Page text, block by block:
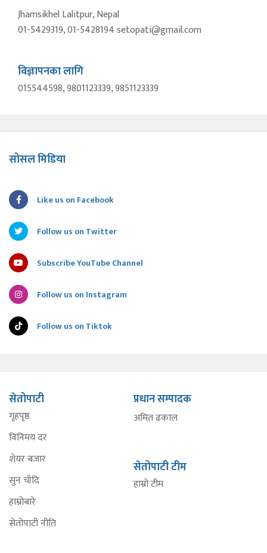
Jhamsikhel Lalitpur, Nepal
01-5429319, 01-5428194 setopati@gmail.com
विज्ञापनका लागि
015544598, 9801123339, 9851123339
सोसल मिडिया
Like us on Facebook
Follow us on Twitter
Subscribe YouTube Channel
Follow us on Instagram
Follow us on Tiktok
सेतोपाटी
गृहपृष्ठ
विनिमय दर
शेयर बजार
सुन चाँदि
हाम्रोबारे
सेतोपाटी नीति
प्रधान सम्पादक
अमित ढकाल
सेतोपाटी टीम
हाम्रो टीम